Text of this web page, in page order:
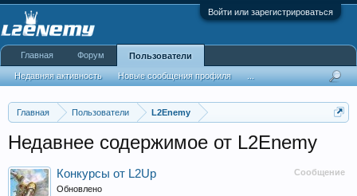
Войти или зарегистрироваться
Главная Пользователи L2Enemy
Недавнее содержимое от L2Enemy
Сообщение
Конкурсы от L2Up
Обновлено
Главная Форум Пользователи
Недавняя активность Новые сообщения профиля